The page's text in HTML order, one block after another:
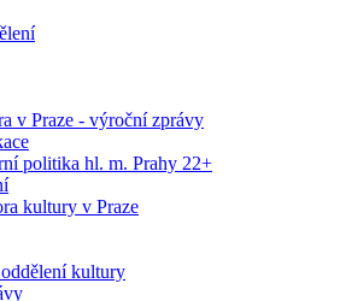
v Praze - výroční zprávy
politika hl. m. Prahy 22+
kultury v Praze
kultury